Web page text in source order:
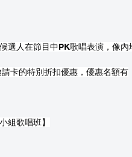
選人在節目中PK歌唱表演，像內
卡的特別折扣優惠，優惠名額有
組歌唱班】